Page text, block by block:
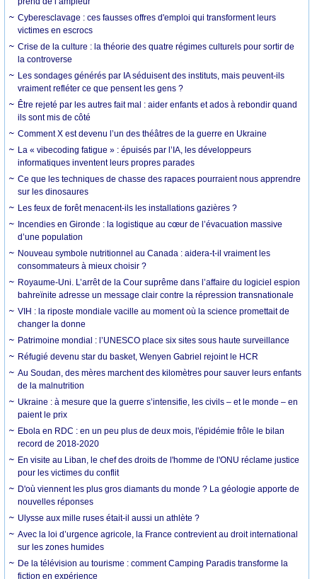
Cyberesclavage : ces fausses offres d'emploi qui transforment leurs
victimes en escrocs
Crise de la culture : la théorie des quatre régimes culturels pour sortir de
la controverse
Les sondages générés par IA séduisent des instituts, mais peuvent-ils
vraiment refléter ce que pensent les gens ?
Être rejeté par les autres fait mal : aider enfants et ados à rebondir quand
ils sont mis de côté
Comment X est devenu l’un des théâtres de la guerre en Ukraine
La « vibecoding fatigue » : épuisés par l’IA, les développeurs
informatiques inventent leurs propres parades
Ce que les techniques de chasse des rapaces pourraient nous apprendre
sur les dinosaures
Les feux de forêt menacent-ils les installations gazières ?
Incendies en Gironde : la logistique au cœur de l’évacuation massive
d’une population
Nouveau symbole nutritionnel au Canada : aidera-t-il vraiment les
consommateurs à mieux choisir ?
Royaume-Uni. L’arrêt de la Cour suprême dans l’affaire du logiciel espion
bahreïnite adresse un message clair contre la répression transnationale
VIH : la riposte mondiale vacille au moment où la science promettait de
changer la donne
Patrimoine mondial : l’UNESCO place six sites sous haute surveillance
Réfugié devenu star du basket, Wenyen Gabriel rejoint le HCR
Au Soudan, des mères marchent des kilomètres pour sauver leurs enfants
de la malnutrition
Ukraine : à mesure que la guerre s’intensifie, les civils – et le monde – en
paient le prix
Ebola en RDC : en un peu plus de deux mois, l'épidémie frôle le bilan
record de 2018-2020
En visite au Liban, le chef des droits de l'homme de l'ONU réclame justice
pour les victimes du conflit
D'où viennent les plus gros diamants du monde ? La géologie apporte de
nouvelles réponses
Ulysse aux mille ruses était-il aussi un athlète ?
Avec la loi d’urgence agricole, la France contrevient au droit international
sur les zones humides
De la télévision au tourisme : comment Camping Paradis transforme la
fiction en expérience